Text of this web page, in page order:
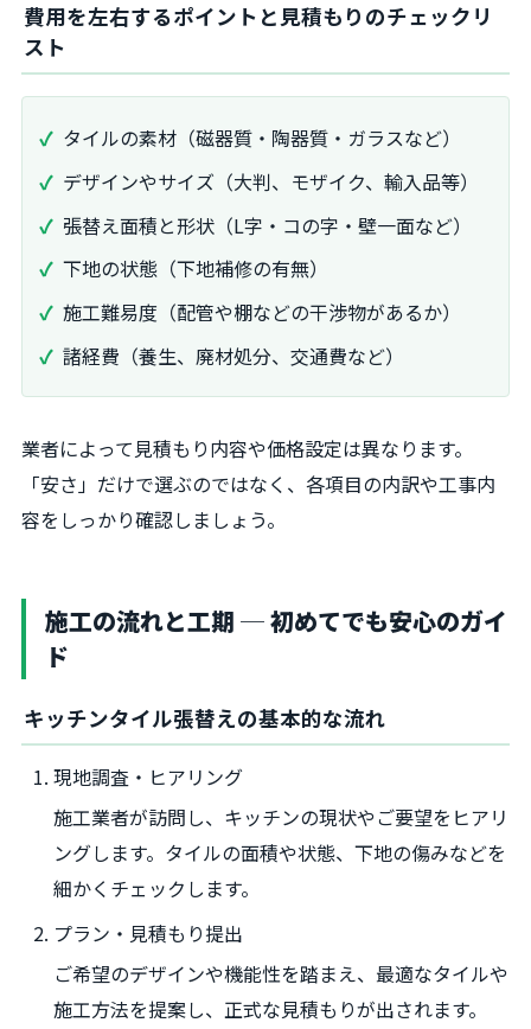
費用を左右するポイントと見積もりのチェックリ
スト
タイルの素材（磁器質・陶器質・ガラスなど）
デザインやサイズ（大判、モザイク、輸入品等）
張替え面積と形状（L字・コの字・壁一面など）
下地の状態（下地補修の有無）
施工難易度（配管や棚などの干渉物があるか）
諸経費（養生、廃材処分、交通費など）
業者によって見積もり内容や価格設定は異なります。
「安さ」だけで選ぶのではなく、各項目の内訳や工事内
容をしっかり確認しましょう。
施工の流れと工期 ─ 初めてでも安心のガイ
ド
キッチンタイル張替えの基本的な流れ
現地調査・ヒアリング
施工業者が訪問し、キッチンの現状やご要望をヒアリ
ングします。タイルの面積や状態、下地の傷みなどを
細かくチェックします。
プラン・見積もり提出
ご希望のデザインや機能性を踏まえ、最適なタイルや
施工方法を提案し、正式な見積もりが出されます。